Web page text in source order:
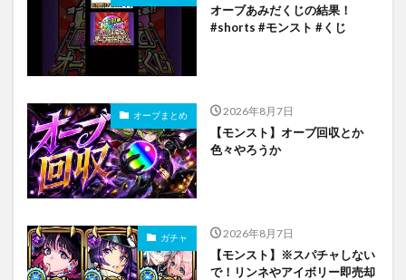
オーブあみだくじの結果！
#shorts #モンスト #くじ
オーブまとめ 2026年8月7日
【モンスト】オーブ回収とか
色々やろうか
ガチャ 2026年8月7日
【モンスト】※スパチャしない
で！リンネやアイボリー即売却